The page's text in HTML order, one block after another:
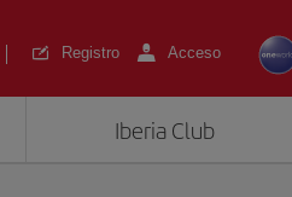
Registro Acceso
Iberia Club